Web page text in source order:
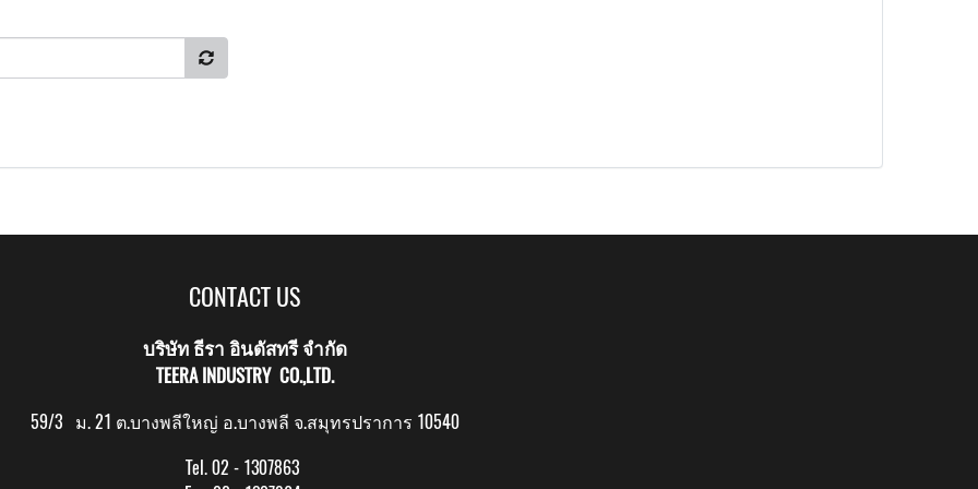
CONTACT US
บริษัท ธีรา อินดัสทรี จำกัด
TEERA INDUSTRY CO.,LTD.
59/3 ม. 21 ต.บางพลีใหญ่ อ.บางพลี จ.สมุทรปราการ 10540
Tel. 02 - 1307863